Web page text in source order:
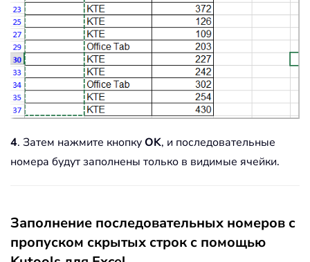
4. Затем нажмите кнопкуOK, и последовательные
номера будут заполнены только в видимые ячейки.
Заполнение последовательных номеров с
пропуском скрытых строк с помощью